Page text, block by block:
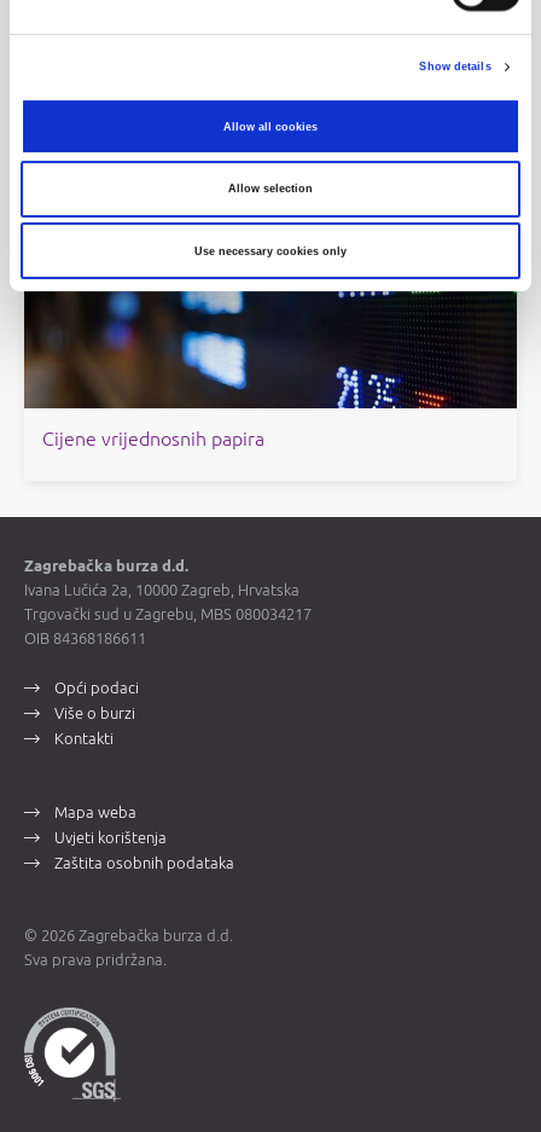
Show details
Allow all cookies
Allow selection
Use necessary cookies only
Povijesni podaci
Cijene vrijednosnih papira
Zagrebačka burza d.d.
Ivana Lučića 2a, 10000 Zagreb, Hrvatska
Trgovački sud u Zagrebu, MBS 080034217
OIB 84368186611
Opći podaci
Više o burzi
Kontakti
Mapa weba
Uvjeti korištenja
Zaštita osobnih podataka
© 2026 Zagrebačka burza d.d.
Sva prava pridržana.